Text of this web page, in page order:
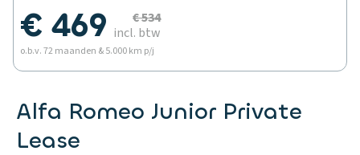
€ 469
€ 534
incl. btw
o.b.v. 72 maanden & 5.000 km p/j
Alfa Romeo Junior Private
Lease